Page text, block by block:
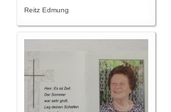
Reitz Edmung